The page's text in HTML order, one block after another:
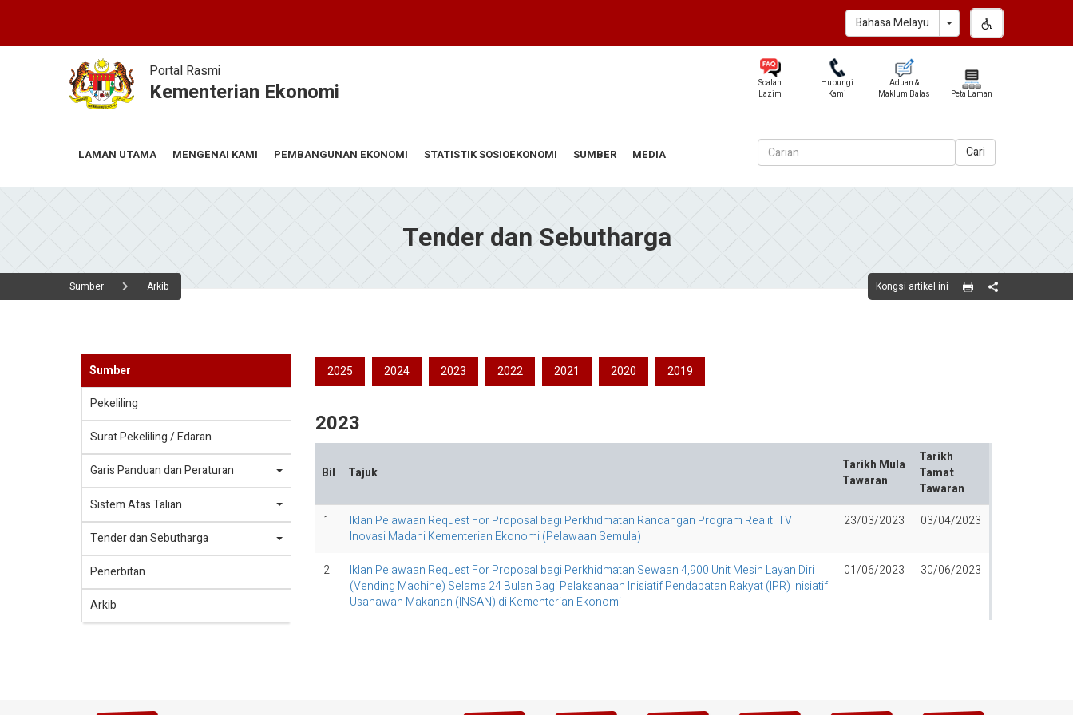
main
Bahasa Melayu Toggle Dropdown
Portal Rasmi
Kementerian Ekonomi
Soalan
Lazim
Hubungi
Kami
Aduan &
Maklum Balas
Peta Laman
LAMAN UTAMA MENGENAI KAMI PEMBANGUNAN EKONOMI STATISTIK SOSIOEKONOMI SUMBER MEDIA Cari
Tender dan Sebutharga
Sumber Arkib Kongsi artikel ini
Share
Sumber
Pekeliling
Surat Pekeliling / Edaran
Garis Panduan dan Peraturan
Sistem Atas Talian
Tender dan Sebutharga
Penerbitan
Arkib
2025 2024 2023 2022 2021 2020 2019
2023
Bil Tajuk
Tarikh Mula
Tawaran
Tarikh
Tamat
Tawaran
1
Iklan Pelawaan Request For Proposal bagi Perkhidmatan Rancangan Program Realiti TV
Inovasi Madani Kementerian Ekonomi (Pelawaan Semula)
23/03/2023 03/04/2023
2
Iklan Pelawaan Request For Proposal bagi Perkhidmatan Sewaan 4,900 Unit Mesin Layan Diri
(Vending Machine) Selama 24 Bulan Bagi Pelaksanaan Inisiatif Pendapatan Rakyat (IPR) Inisiatif
Usahawan Makanan (INSAN) di Kementerian Ekonomi
01/06/2023 30/06/2023